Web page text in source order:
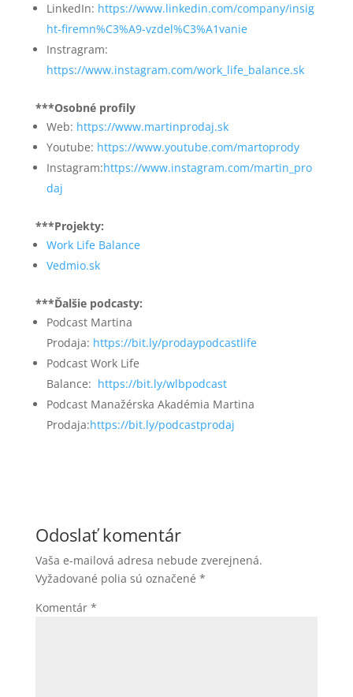
LinkedIn: https://www.linkedin.com/company/insig
ht-firemn%C3%A9-vzdel%C3%A1vanie
Instragram:
https://www.instagram.com/work_life_balance.sk
***Osobné profily
Web: https://www.martinprodaj.sk
Youtube: https://www.youtube.com/martoprody
Instagram:https://www.instagram.com/martin_pro
daj
***Projekty:
Work Life Balance
Vedmio.sk
***Ďalšie podcasty:
Podcast Martina
Prodaja: https://bit.ly/prodaypodcastlife
Podcast Work Life
Balance: https://bit.ly/wlbpodcast
Podcast Manažérska Akadémia Martina
Prodaja:https://bit.ly/podcastprodaj
Odoslať komentár
Vaša e-mailová adresa nebude zverejnená.
Vyžadované polia sú označené *
Komentár *